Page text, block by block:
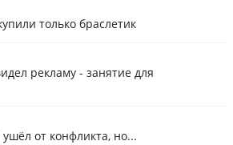
только браслетик
рекламу - занятие для
от конфликта, но...